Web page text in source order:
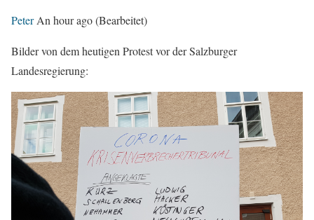
PeterAn hour ago(Bearbeitet)
Bilder von dem heutigen Protest vor der Salzburger
Landesregierung: